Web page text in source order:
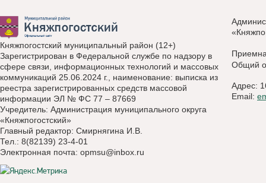
Княжпогостский муниципальный район (12+)
Зарегистрирован в Федеральной службе по надзору в
сфере связи, информационных технологий и массовых
коммуникаций 25.06.2024 г., наименование: выписка из
реестра зарегистрированных средств массовой
информации ЭЛ № ФС 77 – 87669
Учредитель: Администрация муниципального округа
«Княжпогостский»
Главный редактор: Смирнягина И.В.
Тел.: 8(82139) 23-4-01
Электронная почта: opmsu@inbox.ru
Общий
Адрес:
Email: